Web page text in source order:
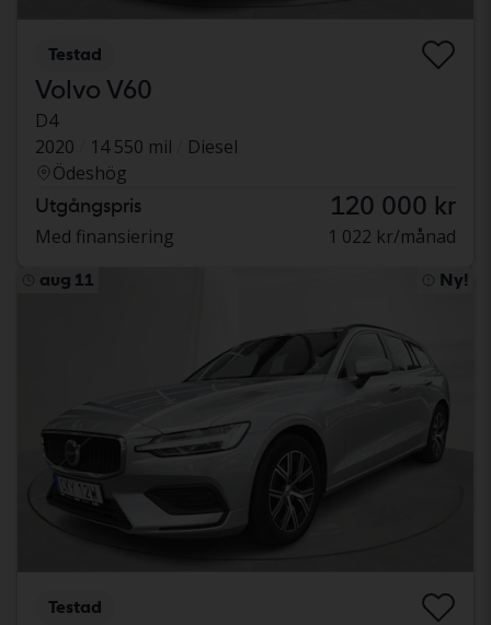
Testad
Volvo V60
D4
2020
14 550 mil
Diesel
Ödeshög
Utgångspris 120 000 kr
Med finansiering 1 022 kr/månad
aug 11 Ny!
Testad